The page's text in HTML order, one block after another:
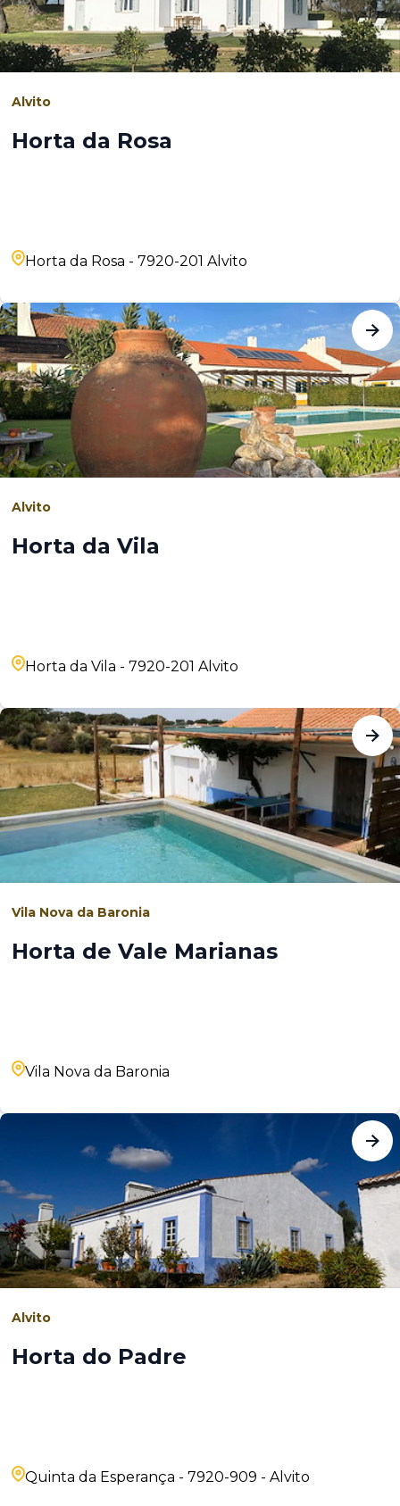
Alvito
Horta da Rosa
Horta da Rosa - 7920-201 Alvito
Alvito
Horta da Vila
Horta da Vila - 7920-201 Alvito
Vila Nova da Baronia
Horta de Vale Marianas
Vila Nova da Baronia
Alvito
Horta do Padre
Quinta da Esperança - 7920-909 - Alvito